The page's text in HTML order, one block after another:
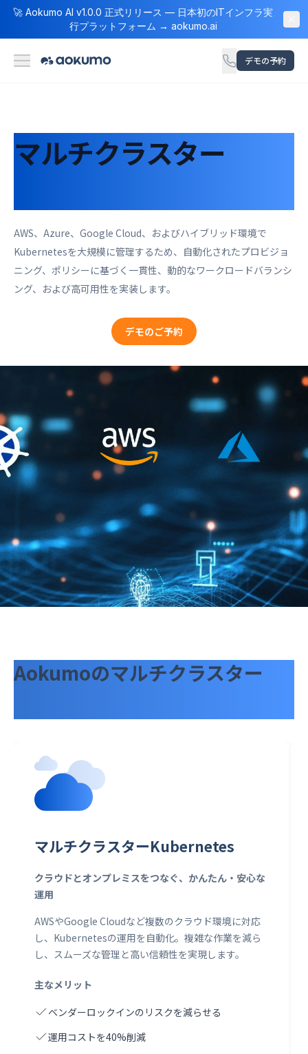
🚀 Aokumo AI v1.0.0 正式リリース — 日本初のITインフラ実
行プラットフォーム → aokumo.ai
デモの予約
マルチクラスター
AWS、Azure、Google Cloud、およびハイブリッド環境で
Kubernetesを大規模に管理するため、自動化されたプロビジョ
ニング、ポリシーに基づく一貫性、動的なワークロードバランシ
ング、および高可用性を実装します。
デモのご予約
Aokumoのマルチクラスター
マルチクラスターKubernetes
クラウドとオンプレミスをつなぐ、かんたん・安心な
運用
AWSやGoogle Cloudなど複数のクラウド環境に対応
し、Kubernetesの運用を自動化。複雑な作業を減ら
し、スムーズな管理と高い信頼性を実現します。
主なメリット
ベンダーロックインのリスクを減らせる
運用コストを40%削減